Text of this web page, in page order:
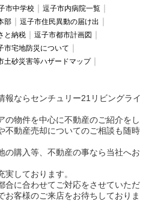
市中学校
逗子市内病院一覧
部
逗子市住民異動の届け出
と納税
逗子市都市計画図
市宅地防災について
土砂災害等ハザードマップ
報ならセンチュリー21リビングライ
の物件を中心に不動産のご紹介をし
不動産売却についてのご相談も随時
の購入等、不動産の事なら当社へお
しております。
合に合わせてご対応をさせていただ
お客様のご来店をお待ちしておりま